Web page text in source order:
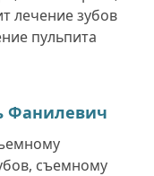
лечение зубов
пульпита
Фанилевич
съемному